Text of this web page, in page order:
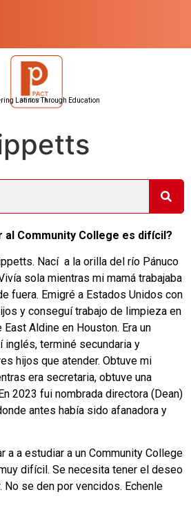
Latinos Through Education
al Community College es difícil?
Nací a la orilla del río Pánuco
sola mientras mi mamá trabajaba
fuera. Emigré a Estados Unidos con
y conseguí trabajo de limpieza en
Aldine en Houston. Era un
inglés, terminé secundaria y
hijos que atender. Obtuve mi
era secretaria, obtuve una
2023 fui nombrada directora (Dean)
antes había sido afanadora y
a a estudiar a un Community College
difícil. Se necesita tener el deseo
No se den por vencidos. Echenle